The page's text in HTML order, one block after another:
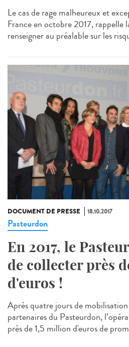
Le cas de rage malheureux et
France en octobre 2017, rappelle
renseigner au préalable sur les
DOCUMENT DE PRESSE 18.10.2017
Pasteurdon
En 2017, le
de collecter près
d'euros !
Après quatre jours de
partenaires du Pasteurdon,
près de 1,5 million d'euros de